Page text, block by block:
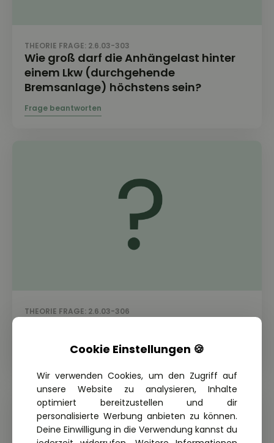
THEORIE FRAGE: 2.6.03-303
Wie groß darf die Anhängelast hinter
einem Lkw (durchgehende
Bremsanlage) höchstens sein?
THEORIE FRAGE: 2.6.03-306
Cookie Einstellungen 🍪
Wir verwenden Cookies, um den Zugriff auf
unsere Website zu analysieren, Inhalte
optimiert bereitzustellen und dir
personalisierte Werbung anbieten zu können.
Deine Einwilligung in die Verwendung kannst du